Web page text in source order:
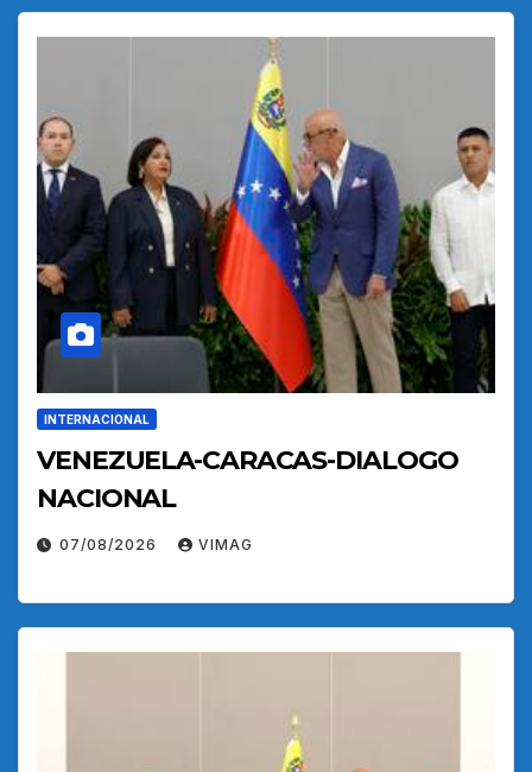
INTERNACIONAL
VENEZUELA-CARACAS-DIALOGO
NACIONAL
07/08/2026 VIMAG